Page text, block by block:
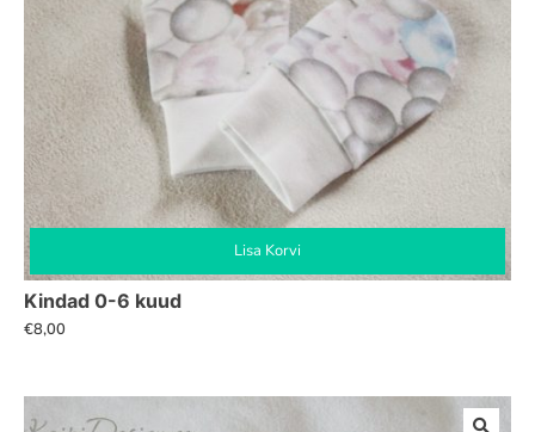
Lisa Korvi
Kindad 0-6 kuud
€8,00